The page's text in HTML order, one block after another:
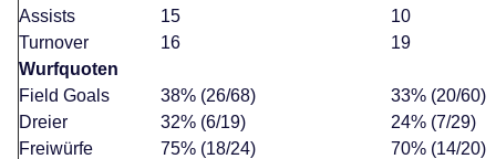
Assists
15
10
Turnover
16
19
Wurfquoten
Field Goals
38% (26/68)
33% (20/60)
Dreier
32% (6/19)
24% (7/29)
Freiwürfe
75% (18/24) 70% (14/20)